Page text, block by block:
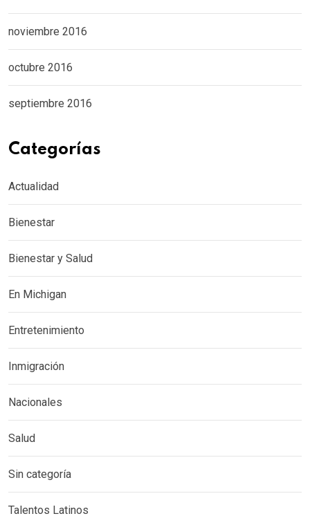
noviembre 2016
octubre 2016
septiembre 2016
Categorías
Actualidad
Bienestar
Bienestar y Salud
En Michigan
Entretenimiento
Inmigración
Nacionales
Salud
Sin categoría
Talentos Latinos